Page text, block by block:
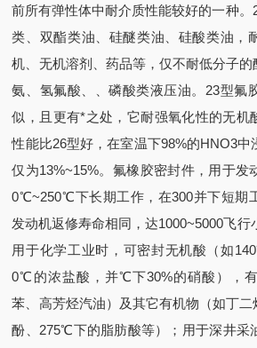
前所有弹性体中耐介质性能较好的一种。
类、双酯类油、硅醚类油、硅酸类油，
机、无机溶剂、药品等，仅不耐低分子的
氨、氢氟酸、、磷酸类液压油。23型氟
似，且更有*之处，它耐强氧化性的无机
性能比26型好，在室温下98%的HNO3中
仅为13%~15%。氟橡胶密封件，用于发
0℃~250℃下长期工作，在300并下短期
发动机返修寿命相同，达1000~5000飞行
用于化学工业时，可密封无机酸（如
0℃的浓盐酸，并℃下30%的硝酸），有
苯、高芳烃汽油）及其它有机物（如丁
酚、275℃下的脂肪酸等）；用于深井采